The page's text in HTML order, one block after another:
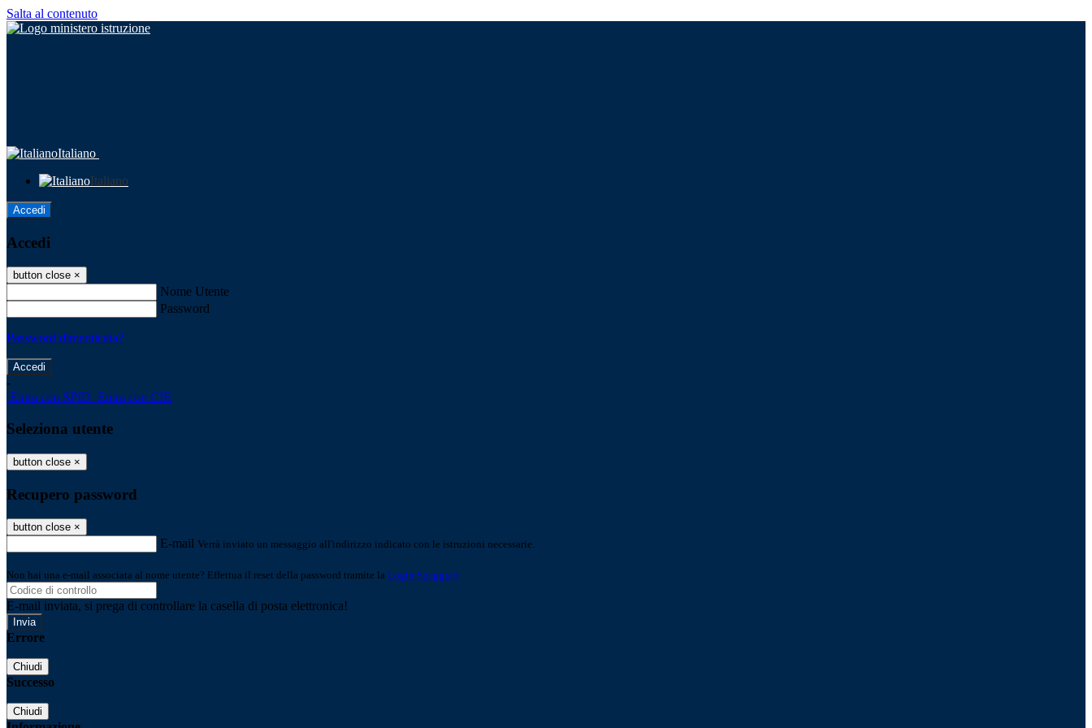
Salta al contenuto
Italiano
Italiano
Accedi
Accedi
button close ×
Nome Utente
Password
Password dimenticata?
-
Entra con SPID Entra con CIE
Seleziona utente
button close ×
Recupero password
button close ×
E-mail Verrà inviato un messaggio all'indirizzo indicato con le istruzioni necessarie.
Non hai una e-mail associata al nome utente? Effettua il reset della password tramite la Login Spaggiari
E-mail inviata, si prega di controllare la casella di posta elettronica!
Errore
Chiudi
Successo
Chiudi